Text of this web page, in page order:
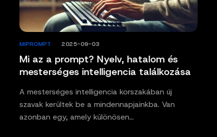
Mi az a prompt? Nyelv, hatalom és
mesterséges intelligencia találkozása
MIPROMPT 2025-09-03
A mesterséges intelligencia korszakában új
szavak kerültek be a mindennapjainkba. Van
azonban egy, amely különösen…